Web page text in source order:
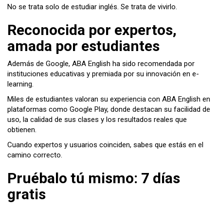
No se trata solo de estudiar inglés. Se trata de vivirlo.
Reconocida por expertos,
amada por estudiantes
Además de Google, ABA English ha sido recomendada por
instituciones educativas y premiada por su innovación en e-
learning.
Miles de estudiantes valoran su experiencia con ABA English en
plataformas como Google Play, donde destacan su facilidad de
uso, la calidad de sus clases y los resultados reales que
obtienen.
Cuando expertos y usuarios coinciden, sabes que estás en el
camino correcto.
Pruébalo tú mismo: 7 días
gratis